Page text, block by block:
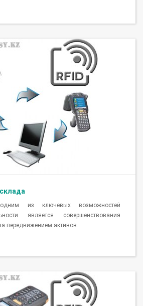
из ключевых возможностей
является совершенствования
передвижением активов.